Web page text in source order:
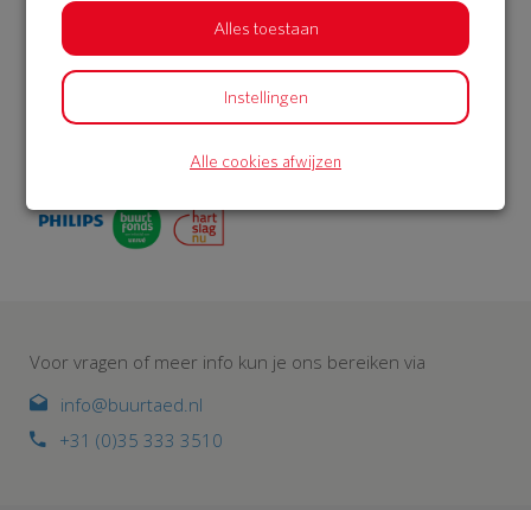
onderhoud. Met meer AED’s in woonwijken, worden meer
levens gered. BuurtAED is een initiatief van de
Hartstichting. Philips en Univé Buurtfonds geven korting
op het AED-pakket. De AED meld je aan bij reanimatie-
oproepsysteem HartslagNu. Zo draag je met je buurt bij
Voor vragen of meer info kun je ons bereiken via
info@buurtaed.nl
+31 (0)35 333 3510
Alles toestaan
Instellingen
Alle cookies afwijzen